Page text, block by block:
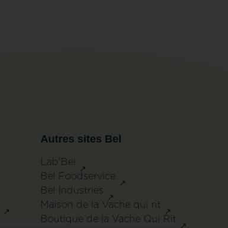
Autres sites Bel
Lab'Bel
Bel Foodservice
Bel Industries
Maison de la Vache qui rit
Boutique de la Vache Qui Rit